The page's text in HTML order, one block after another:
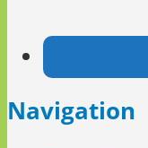
Navigation